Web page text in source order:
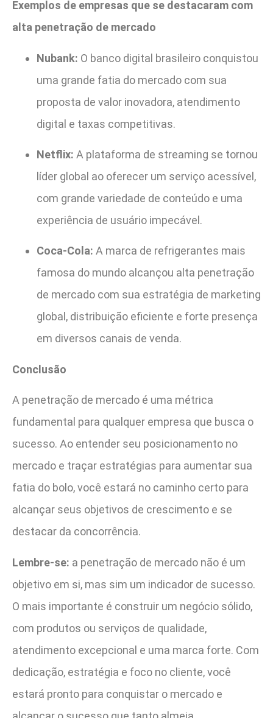
Exemplos de empresas que se destacaram com
alta penetração de mercado
Nubank: O banco digital brasileiro conquistou
uma grande fatia do mercado com sua
proposta de valor inovadora, atendimento
digital e taxas competitivas.
Netflix: A plataforma de streaming se tornou
líder global ao oferecer um serviço acessível,
com grande variedade de conteúdo e uma
experiência de usuário impecável.
Coca-Cola: A marca de refrigerantes mais
famosa do mundo alcançou alta penetração
de mercado com sua estratégia de marketing
global, distribuição eficiente e forte presença
em diversos canais de venda.
Conclusão
A penetração de mercado é uma métrica
fundamental para qualquer empresa que busca o
sucesso. Ao entender seu posicionamento no
mercado e traçar estratégias para aumentar sua
fatia do bolo, você estará no caminho certo para
alcançar seus objetivos de crescimento e se
destacar da concorrência.
Lembre-se: a penetração de mercado não é um
objetivo em si, mas sim um indicador de sucesso.
O mais importante é construir um negócio sólido,
com produtos ou serviços de qualidade,
atendimento excepcional e uma marca forte. Com
dedicação, estratégia e foco no cliente, você
estará pronto para conquistar o mercado e